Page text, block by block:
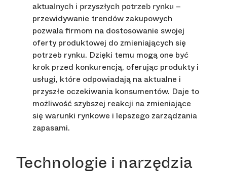
aktualnych i przyszłych potrzeb rynku –
przewidywanie trendów zakupowych
pozwala firmom na dostosowanie swojej
oferty produktowej do zmieniających się
potrzeb rynku. Dzięki temu mogą one być
krok przed konkurencją, oferując produkty i
usługi, które odpowiadają na aktualne i
przyszłe oczekiwania konsumentów. Daje to
możliwość szybszej reakcji na zmieniające
się warunki rynkowe i lepszego zarządzania
zapasami.
Technologie i narzędzia